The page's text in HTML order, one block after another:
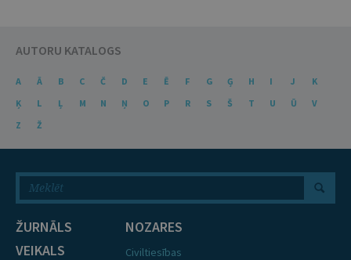
AUTORU KATALOGS
A Ā B C Č D E Ē F G Ģ H I J
K
Ķ
L Ļ M N Ņ O P R S Š T U Ū
V
Z
Ž
ŽURNĀLS
VEIKALS
NOZARES
Civiltiesības